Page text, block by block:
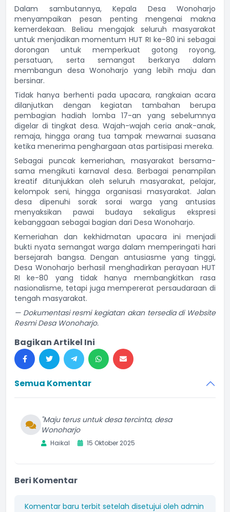
Dalam sambutannya, Kepala Desa Wonoharjo
menyampaikan pesan penting mengenai makna
kemerdekaan. Beliau mengajak seluruh masyarakat
untuk menjadikan momentum HUT RI ke-80 ini sebagai
dorongan untuk memperkuat gotong royong,
persatuan, serta semangat berkarya dalam
membangun desa Wonoharjo yang lebih maju dan
bersinar.
Tidak hanya berhenti pada upacara, rangkaian acara
dilanjutkan dengan kegiatan tambahan berupa
pembagian hadiah lomba 17-an yang sebelumnya
digelar di tingkat desa. Wajah-wajah ceria anak-anak,
remaja, hingga orang tua tampak mewarnai suasana
ketika menerima penghargaan atas partisipasi mereka.
Sebagai puncak kemeriahan, masyarakat bersama-
sama mengikuti karnaval desa. Berbagai penampilan
kreatif ditunjukkan oleh seluruh masyarakat, pelajar,
kelompok seni, hingga organisasi masyarakat. Jalan
desa dipenuhi sorak sorai warga yang antusias
menyaksikan pawai budaya sekaligus ekspresi
kebanggaan sebagai bagian dari Desa Wonoharjo.
Kemeriahan dan kekhidmatan upacara ini menjadi
bukti nyata semangat warga dalam memperingati hari
bersejarah bangsa. Dengan antusiasme yang tinggi,
Desa Wonoharjo berhasil menghadirkan perayaan HUT
RI ke-80 yang tidak hanya membangkitkan rasa
nasionalisme, tetapi juga mempererat persaudaraan di
tengah masyarakat.
— Dokumentasi resmi kegiatan akan tersedia di Website
Resmi Desa Wonoharjo.
Bagikan Artikel Ini
Semua Komentar
"Maju terus untuk desa tercinta, desa
Wonoharjo
Haikal 15 Oktober 2025
Beri Komentar
Komentar baru terbit setelah disetujui oleh admin